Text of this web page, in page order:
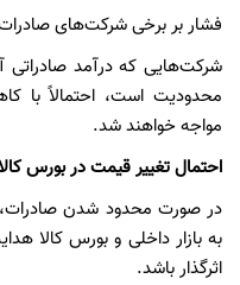
فشار بر برخی شرکت‌های
شرکت‌هایی که درآمد صادراتی
محدودیت است، احتمالاً
مواجه خواهند شد.
احتمال تغییر قیمت در بورس
در صورت محدود شدن
به بازار داخلی و بورس کالا
اثرگذار باشد.